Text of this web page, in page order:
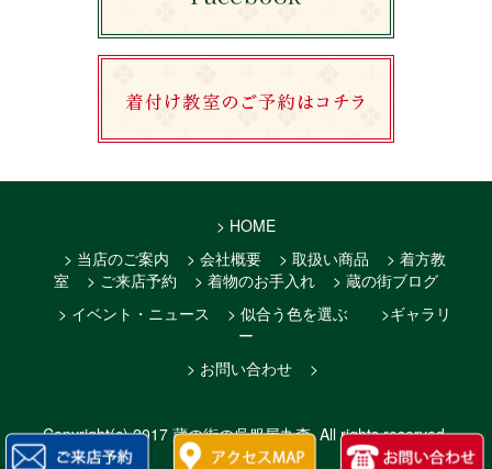
> HOME
> 当店のご案内
> 会社概要 > 取扱い商品
> 着方教
室
> ご来店予約 > 着物のお手入れ
> 蔵の街ブログ
> イベント・ニュース
> 似合う色を選ぶ
>ギャラリ
ー
> お問い合わせ
>
Copyright(c)2017 蔵の街の呉服屋丸森. All rights reserved.